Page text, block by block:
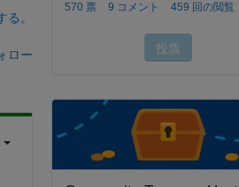
。
ロー